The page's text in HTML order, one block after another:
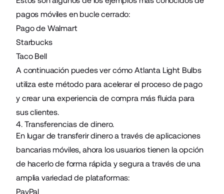
pagos móviles en bucle cerrado:
Pago de Walmart
Starbucks
Taco Bell
A continuación puedes ver cómoAtlanta Light Bulbs
utiliza este método para acelerar el proceso de pago
y crear una experiencia de compra más fluida para
sus clientes.
4. Transferencias de dinero.
En lugar de transferir dinero a través de aplicaciones
bancarias móviles, ahora los usuarios tienen la opción
de hacerlo de forma rápida y segura a través de una
amplia variedad de plataformas:
PayPal